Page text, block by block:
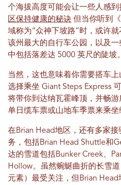
个海拔高度可能会让一些人感到
区保持健康的秘诀 但当你听到
域称为“众神下坡路”时，或许
该州最大的自行车公园，以及
中包括落差达 5000 英尺的陡坡。
当然，这也意味着你需要搭车
选择乘坐 Giant Steps Express
将带你到达纳瓦霍峰顶，并畅
单日缆车票或山地车季票来乘坐
在Brian Head地区，还有多家
务，包括Brian Head Shuttle和
达的雪道包括Bunker Creek、
Hollow。虽然蜿蜒曲折的长雪
元素）最受关注，但Brian